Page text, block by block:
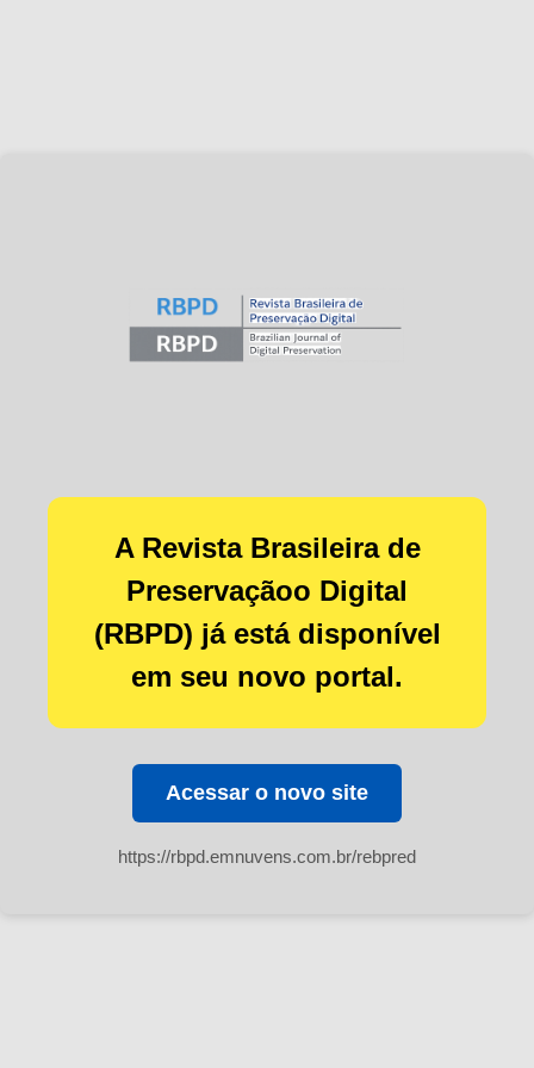
A Revista Brasileira de
Preservaçãoo Digital
(RBPD) já está disponível
em seu novo portal.
Acessar o novo site
https://rbpd.emnuvens.com.br/rebpred